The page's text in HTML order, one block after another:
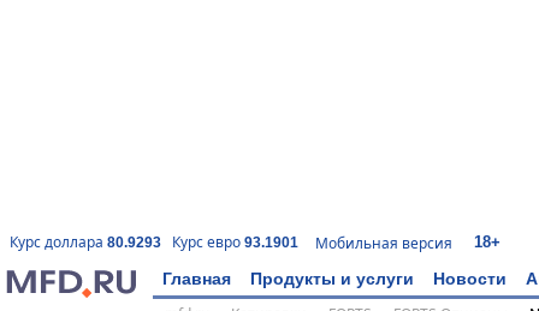
Курс доллара 80.9293 Курс евро 93.1901 Мобильная версия 18+
Главная Продукты и услуги Новости